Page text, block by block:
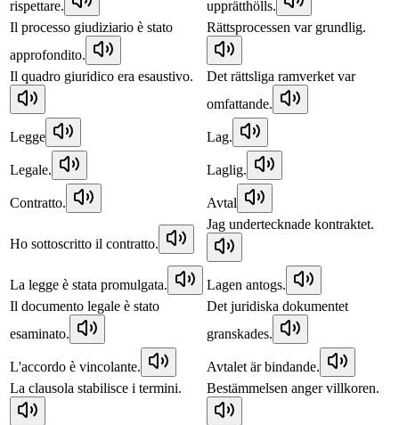
rispettare.
upprätthölls.
Il processo giudiziario è stato
approfondito.
Rättsprocessen var grundlig.
Il quadro giuridico era esaustivo.
Det rättsliga ramverket var
omfattande.
Legge Lag.
Legale. Laglig.
Contratto. Avtal
Ho sottoscritto il contratto.
Jag undertecknade kontraktet.
La legge è stata promulgata.
Lagen antogs.
Il documento legale è stato
esaminato.
Det juridiska dokumentet
granskades.
L'accordo è vincolante.
Avtalet är bindande.
La clausola stabilisce i termini.
Bestämmelsen anger villkoren.